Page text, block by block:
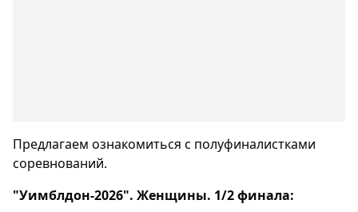
Предлагаем ознакомиться с полуфиналистками
соревнований.
"Уимблдон-2026". Женщины. 1/2 финала: